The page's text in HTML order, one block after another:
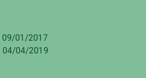
09/01/2017
04/04/2019